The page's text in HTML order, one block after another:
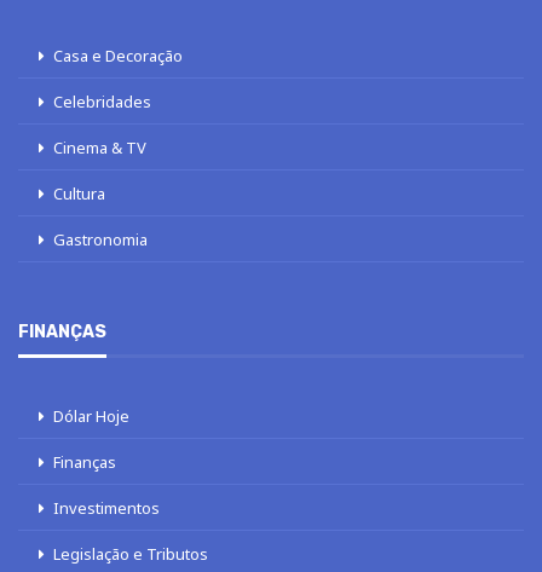
Casa e Decoração
Celebridades
Cinema & TV
Cultura
Gastronomia
FINANÇAS
Dólar Hoje
Finanças
Investimentos
Legislação e Tributos